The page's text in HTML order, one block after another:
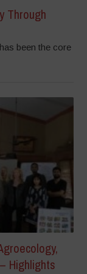
Through
been the core
Highlights